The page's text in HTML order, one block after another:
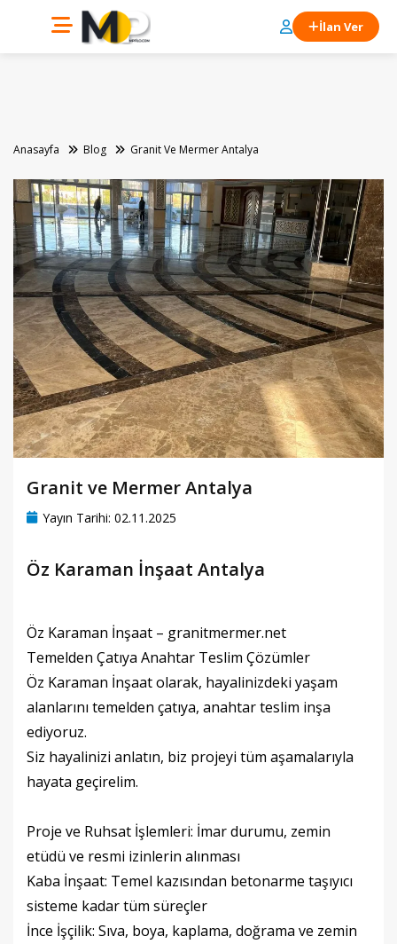
İlan Ver
Anasayfa Blog Granit Ve Mermer Antalya
Granit ve Mermer Antalya
Yayın Tarihi: 02.11.2025
Öz Karaman İnşaat Antalya
Öz Karaman İnşaat – granitmermer.net
Temelden Çatıya Anahtar Teslim Çözümler
Öz Karaman İnşaat olarak, hayalinizdeki yaşam
alanlarını temelden çatıya, anahtar teslim inşa
ediyoruz.
Siz hayalinizi anlatın, biz projeyi tüm aşamalarıyla
hayata geçirelim.
Proje ve Ruhsat İşlemleri: İmar durumu, zemin
etüdü ve resmi izinlerin alınması
Kaba İnşaat: Temel kazısından betonarme taşıyıcı
sisteme kadar tüm süreçler
İnce İşçilik: Sıva, boya, kaplama, doğrama ve zemin